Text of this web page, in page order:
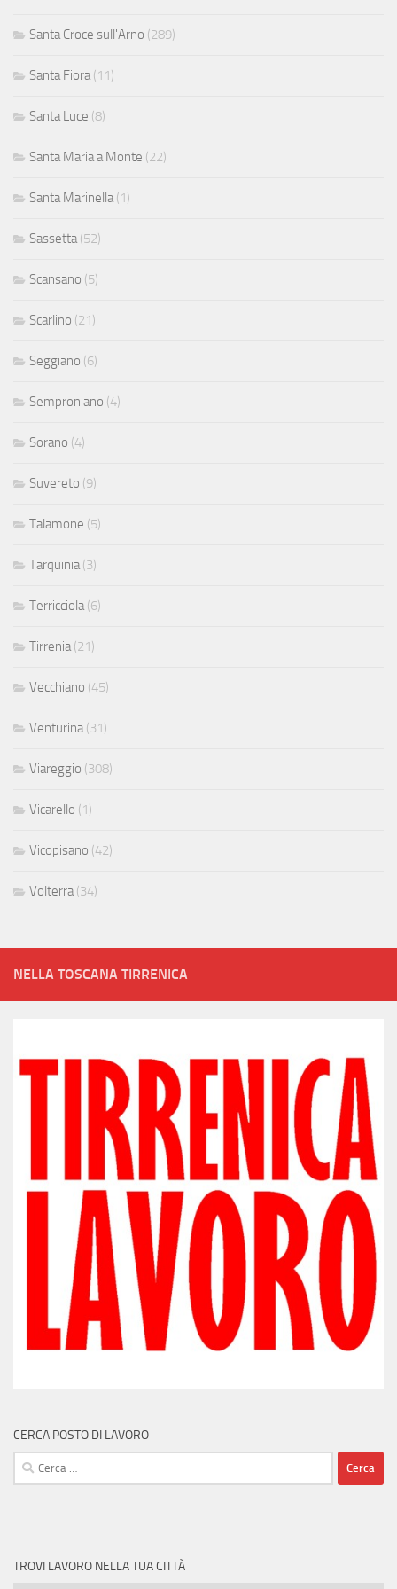
Santa Croce sull'Arno (289)
Santa Fiora (11)
Santa Luce (8)
Santa Maria a Monte (22)
Santa Marinella (1)
Sassetta (52)
Scansano (5)
Scarlino (21)
Seggiano (6)
Semproniano (4)
Sorano (4)
Suvereto (9)
Talamone (5)
Tarquinia (3)
Terricciola (6)
Tirrenia (21)
Vecchiano (45)
Venturina (31)
Viareggio (308)
Vicarello (1)
Vicopisano (42)
Volterra (34)
NELLA TOSCANA TIRRENICA
CERCA POSTO DI LAVORO
Ricerca
per:
TROVI LAVORO NELLA TUA CITTÀ